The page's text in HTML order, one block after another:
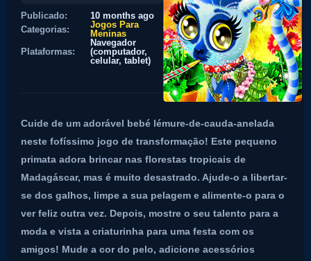
Publicado:
10 months ago
Categorias:
Jogos Para
Meninas
Plataformas:
Navegador
(computador,
celular, tablet)
Cuide de um adorável bebé lémure-de-cauda-anelada
neste fofíssimo jogo de transformação! Este pequeno
primata adora brincar nas florestas tropicais de
Madagáscar, mas é muito desastrado. Ajude-o a libertar-
se dos galhos, limpe a sua pelagem e alimente-o para o
ver feliz outra vez. Depois, mostre o seu talento para a
moda e vista a criaturinha para uma festa com os
amigos! Mude a cor do pelo, adicione acessórios